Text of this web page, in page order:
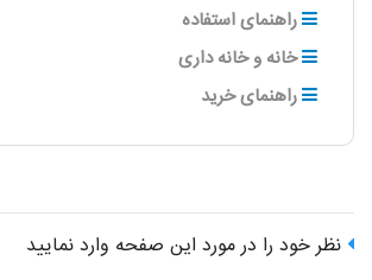
راهنمای استفاده
خانه و خانه‌ داری
راهنمای خرید
نظر خود را در مورد این صفحه وارد نمایید